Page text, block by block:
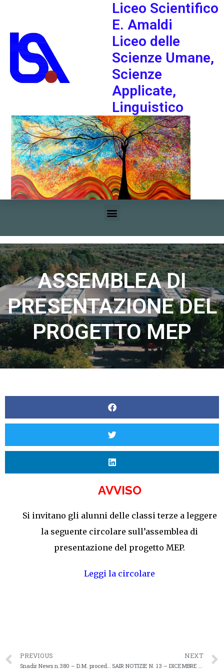
Liceo Scientifico
E. Amaldi
Liceo delle
Scienze Umane,
Scienze
Applicate,
Linguistico
Home»ASSEMBLEA DI PRESENTAZIONE DEL PROGETTO MEP
ASSEMBLEA DI
PRESENTAZIONE DEL
PROGETTO MEP
AVVISO
Si invitano gli alunni delle classi terze a leggere
la seguente circolare sull’assemblea di
presentazione del progetto MEP.
Leggi la circolare
PREVIOUS NEXT